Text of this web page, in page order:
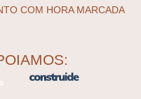
COM HORA MARCADA